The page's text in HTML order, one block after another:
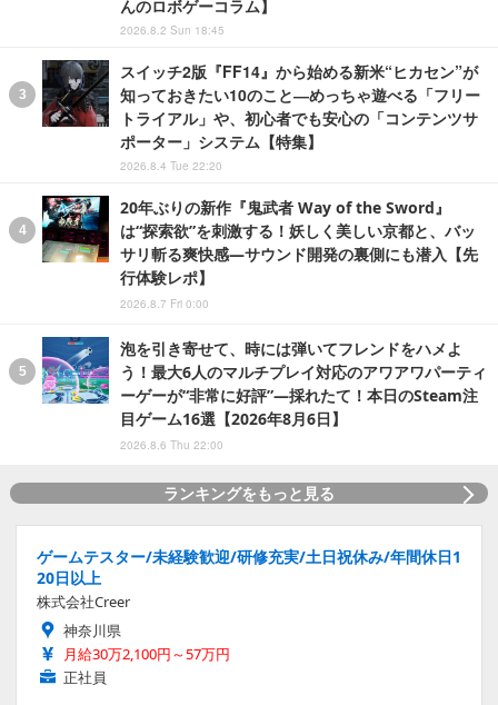
んのロボゲーコラム】
2026.8.2 Sun 18:45
スイッチ2版『FF14』から始める新米“ヒカセン”が
知っておきたい10のこと―めっちゃ遊べる「フリー
トライアル」や、初心者でも安心の「コンテンツサ
ポーター」システム【特集】
2026.8.4 Tue 22:20
20年ぶりの新作『鬼武者 Way of the Sword』
は“探索欲”を刺激する！妖しく美しい京都と、バッ
サリ斬る爽快感―サウンド開発の裏側にも潜入【先
行体験レポ】
2026.8.7 Fri 0:00
泡を引き寄せて、時には弾いてフレンドをハメよ
う！最大6人のマルチプレイ対応のアワアワパーティ
ーゲーが“非常に好評”―採れたて！本日のSteam注
目ゲーム16選【2026年8月6日】
2026.8.6 Thu 22:00
ランキングをもっと見る
ゲームテスター/未経験歓迎/研修充実/土日祝休み/年間休日1
20日以上
株式会社Creer
神奈川県
月給30万2,100円～57万円
正社員